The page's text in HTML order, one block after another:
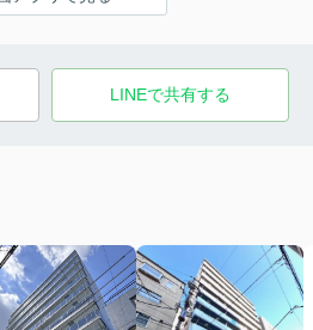
LINEで共有する